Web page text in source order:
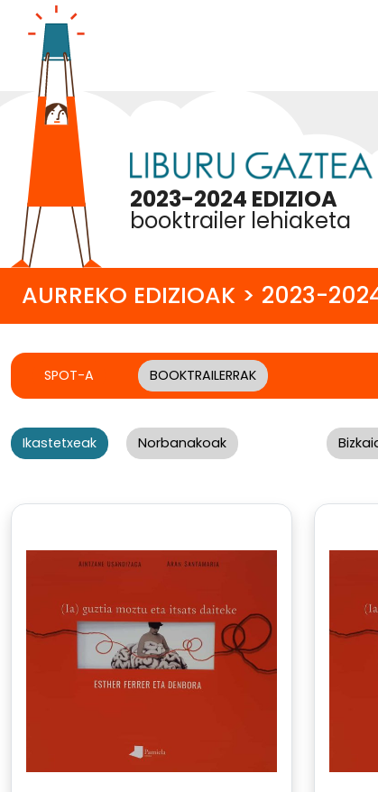
2023-2024 EDIZIOA
booktrailer lehiaketa
AURREKO EDIZIOAK > 2023-
SPOT-A BOOKTRAILERRAK
Ikastetxeak Norbanakoak